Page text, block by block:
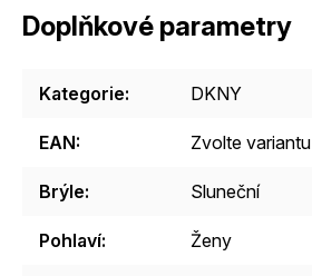
Doplňkové parametry
Kategorie: DKNY
EAN: Zvolte variantu
Brýle: Sluneční
Pohlaví: Ženy